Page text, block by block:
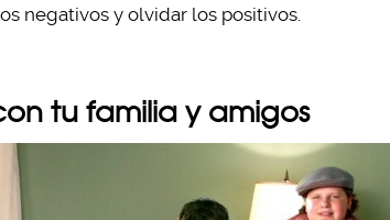
negativos y olvidar los positivos.
tu familia y amigos